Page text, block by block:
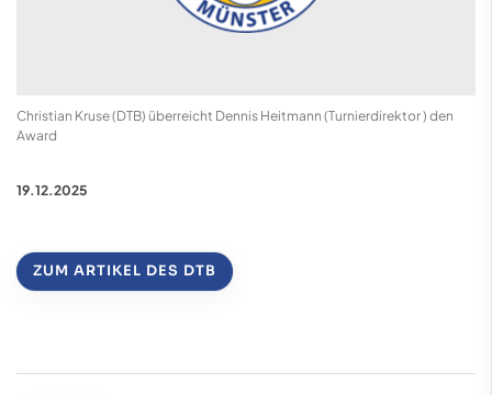
Christian Kruse (DTB) überreicht Dennis Heitmann (Turnierdirektor ) den
Award
19.12.2025
ZUM ARTIKEL DES DTB